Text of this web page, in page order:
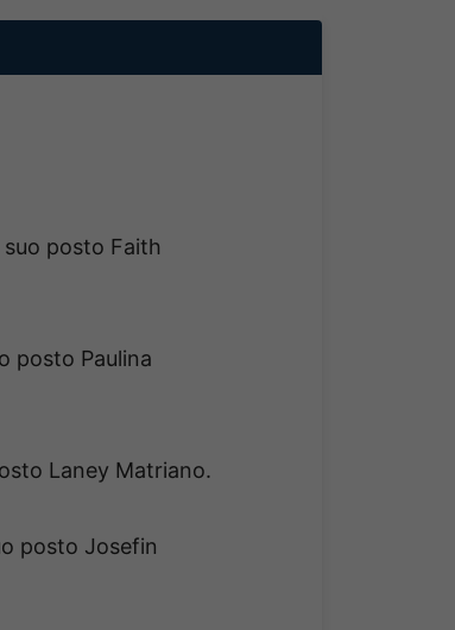
posto Faith
posto Paulina
Laney Matriano.
posto Josefin